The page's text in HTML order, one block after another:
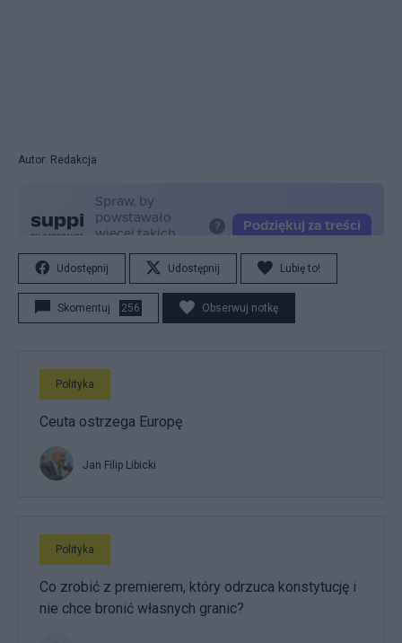
Autor: Redakcja
Udostępnij Udostępnij Lubię to!
Skomentuj 256 Obserwuj notkę
Polityka
Ceuta ostrzega Europę
Jan Filip Libicki
Polityka
Co zrobić z premierem, który odrzuca konstytucję i
nie chce bronić własnych granic?